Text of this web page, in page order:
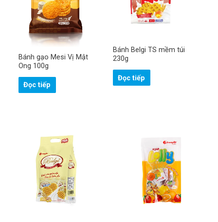
Bánh gạo Mesi Vị Mật
Ong 100g
Đọc tiếp
Bánh Belgi TS mềm túi
230g
Đọc tiếp
H
ọ
v
à
ê
n
S
đ